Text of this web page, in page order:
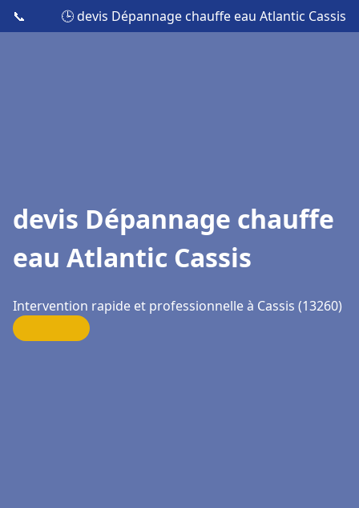
📞 🕒 devis Dépannage chauffe eau Atlantic Cassis
devis Dépannage chauffe
eau Atlantic Cassis
Intervention rapide et professionnelle à Cassis (13260)